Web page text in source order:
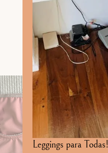
Leggings para Todas!